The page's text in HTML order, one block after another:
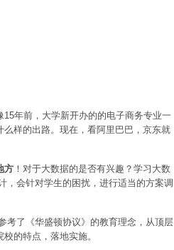
年前，大学新开办的的电子商务专业一
样的出路。现在，看阿里巴巴，京东就
方 ！对于大数据的是否有兴趣？学习大数
，会针对学生的困扰，进行适当的方案调
考了《华盛顿协议》的教育理念，从顶层
的特点，落地实施。